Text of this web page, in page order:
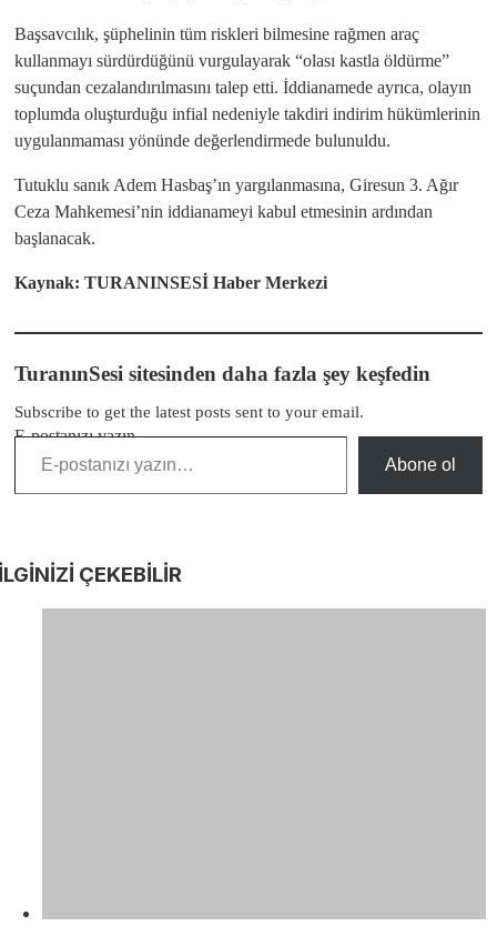
Başsavcılık, şüphelinin tüm riskleri bilmesine rağmen araç
kullanmayı sürdürdüğünü vurgulayarak “olası kastla öldürme”
suçundan cezalandırılmasını talep etti. İddianamede ayrıca, olayın
toplumda oluşturduğu infial nedeniyle takdiri indirim hükümlerinin
uygulanmaması yönünde değerlendirmede bulunuldu.
Tutuklu sanık Adem Hasbaş’ın yargılanmasına, Giresun 3. Ağır
Ceza Mahkemesi’nin iddianameyi kabul etmesinin ardından
başlanacak.
Kaynak: TURANINSESİ Haber Merkezi
TuranınSesi sitesinden daha fazla şey keşfedin
Subscribe to get the latest posts sent to your email.
E-postanızı yazın…
Abone ol
ÇEKEBİLİR